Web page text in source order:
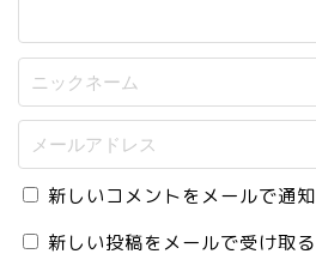
新しいコメントをメールで通知
新しい投稿をメールで受け取る